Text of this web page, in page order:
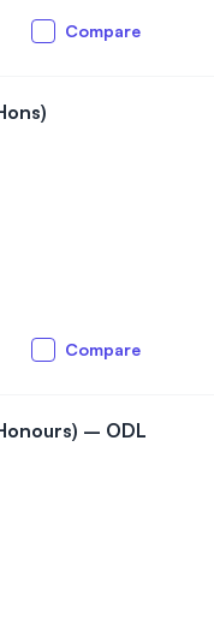
Compare
Compare
– ODL